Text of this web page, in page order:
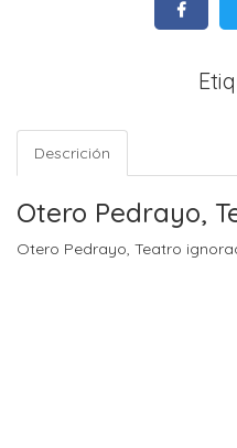
Descrición
Otero Pedrayo,
Otero Pedrayo, Teatro